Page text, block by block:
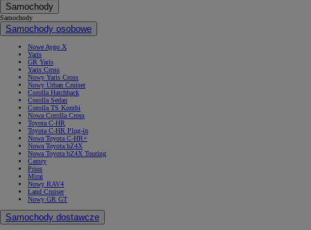
Samochody
Samochody
Samochody osobowe
Nowe Aygo X
Yaris
GR Yaris
Yaris Cross
Nowy Yaris Cross
Nowy Urban Cruiser
Corolla Hatchback
Corolla Sedan
Corolla TS Kombi
Nowa Corolla Cross
Toyota C-HR
Toyota C-HR Plug-in
Nowa Toyota C-HR+
Nowa Toyota bZ4X
Nowa Toyota bZ4X Touring
Camry
Prius
Mirai
Nowy RAV4
Land Cruiser
Nowy GR GT
Samochody dostawcze